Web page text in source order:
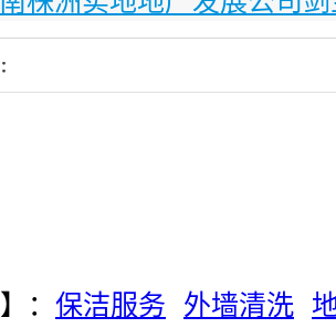
： 保洁服务 外墙清洗